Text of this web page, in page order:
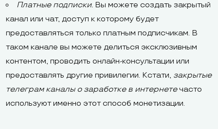
Платные подписки. Вы можете создать закрытый
канал или чат, доступ к которому будет
предоставляться только платным подписчикам. В
таком канале вы можете делиться эксклюзивным
контентом, проводить онлайн-консультации или
предоставлять другие привилегии. Кстати, закрытые
телеграм каналы о заработке в интернетечасто
используют именно этот способ монетизации.